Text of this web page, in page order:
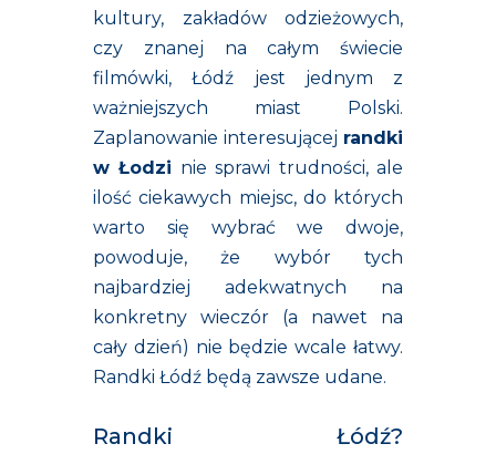
kultury, zakładów odzieżowych,
czy znanej na całym świecie
filmówki, Łódź jest jednym z
ważniejszych miast Polski.
Zaplanowanie interesującej randki
w Łodzi nie sprawi trudności, ale
ilość ciekawych miejsc, do których
warto się wybrać we dwoje,
powoduje, że wybór tych
najbardziej adekwatnych na
konkretny wieczór (a nawet na
cały dzień) nie będzie wcale łatwy.
Randki Łódź będą zawsze udane.
Randki Łódź?